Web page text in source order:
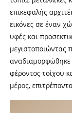
επικεφαλής
εικόνες σε έναν
υφές και
μεγιστοποιώντας
αναδιαμορφώθηκε
φέροντος τοίχου
μέρος,